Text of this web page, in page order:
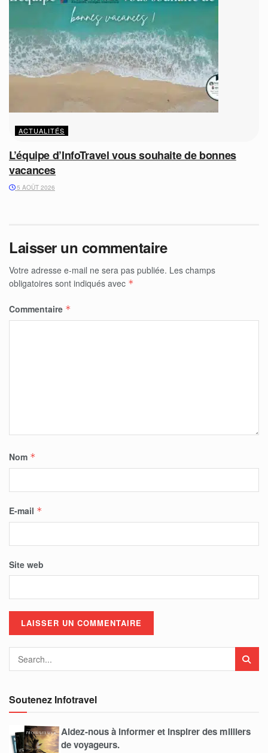
ACTUALITÉS
L’équipe d’InfoTravel vous souhaite de bonnes
vacances
5 AOÛT 2026
Laisser un commentaire
Votre adresse e-mail ne sera pas publiée. Les champs
obligatoires sont indiqués avec *
Commentaire *
Nom *
E-mail *
Site web
Soutenez Infotravel
Aidez-nous à informer et inspirer des milliers
de voyageurs.